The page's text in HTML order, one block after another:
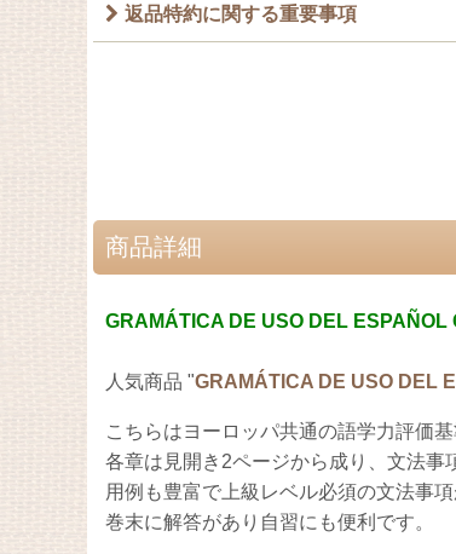
返品特約に関する重要事項
商品詳細
GRAMÁTICA DE USO DEL
人気商品 "GRAMÁTICA DE USO DEL
こちらはヨーロッパ共通の語学力評価
各章は見開き2ページから成り、文法事
用例も豊富で上級レベル必須の文法事
巻末に解答があり自習にも便利です。